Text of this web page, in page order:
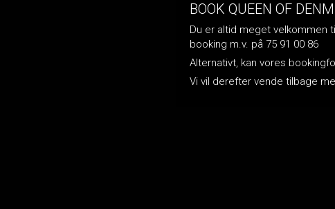
BOOK QUEEN OF
Du er altid meget velkommen
booking m.v. på 75 91 00 86
Alternativt, kan vores
Vi vil derefter vende tilbage